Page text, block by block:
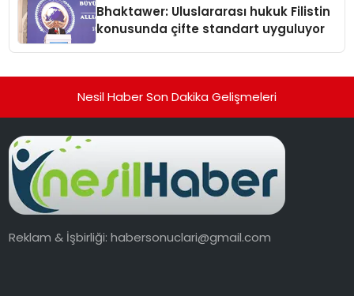
Bhaktawer: Uluslararası hukuk Filistin
konusunda çifte standart uyguluyor
Nesil Haber Son Dakika Gelişmeleri
Reklam & İşbirliği:habersonuclari@gmail.com